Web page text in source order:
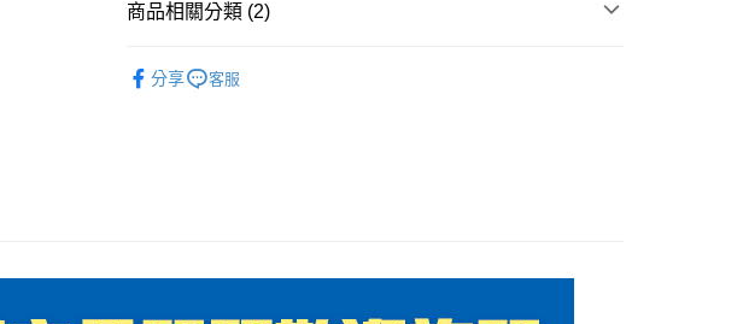
商品相關分類 (2)
分享 客服